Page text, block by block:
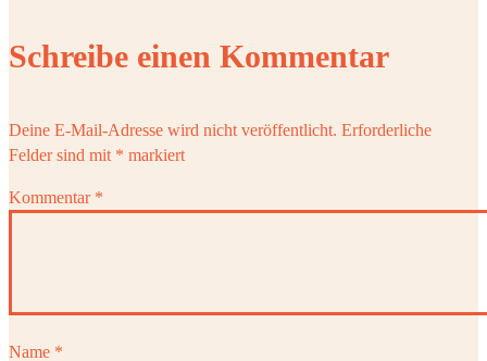
Schreibe einen Kommentar
Deine E-Mail-Adresse wird nicht veröffentlicht. Erforderliche
Felder sind mit * markiert
Kommentar *
Name *